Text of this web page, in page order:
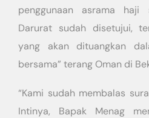
penggunaan asrama haji
Darurat sudah disetujui,
yang akan dituangkan
bersama” terang Oman di
“Kami sudah membalas
Intinya, Bapak Menag